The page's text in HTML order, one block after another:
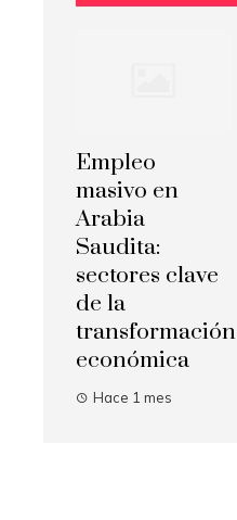
Empleo
masivo en
Arabia
Saudita:
sectores clave
de la
transformación
económica
Hace 1 mes